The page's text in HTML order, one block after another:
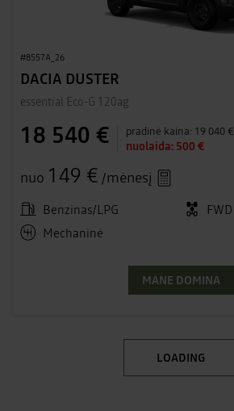
#8557A_26
DACIA DUSTER
essential Eco-G 120ag
18 540 € pradinė kaina: 19 040 €
nuolaida: 500 €
nuo 149 € /mėnesį
Benzinas/LPG
FWD
Mechaninė
MANE DOMINA
LOADING